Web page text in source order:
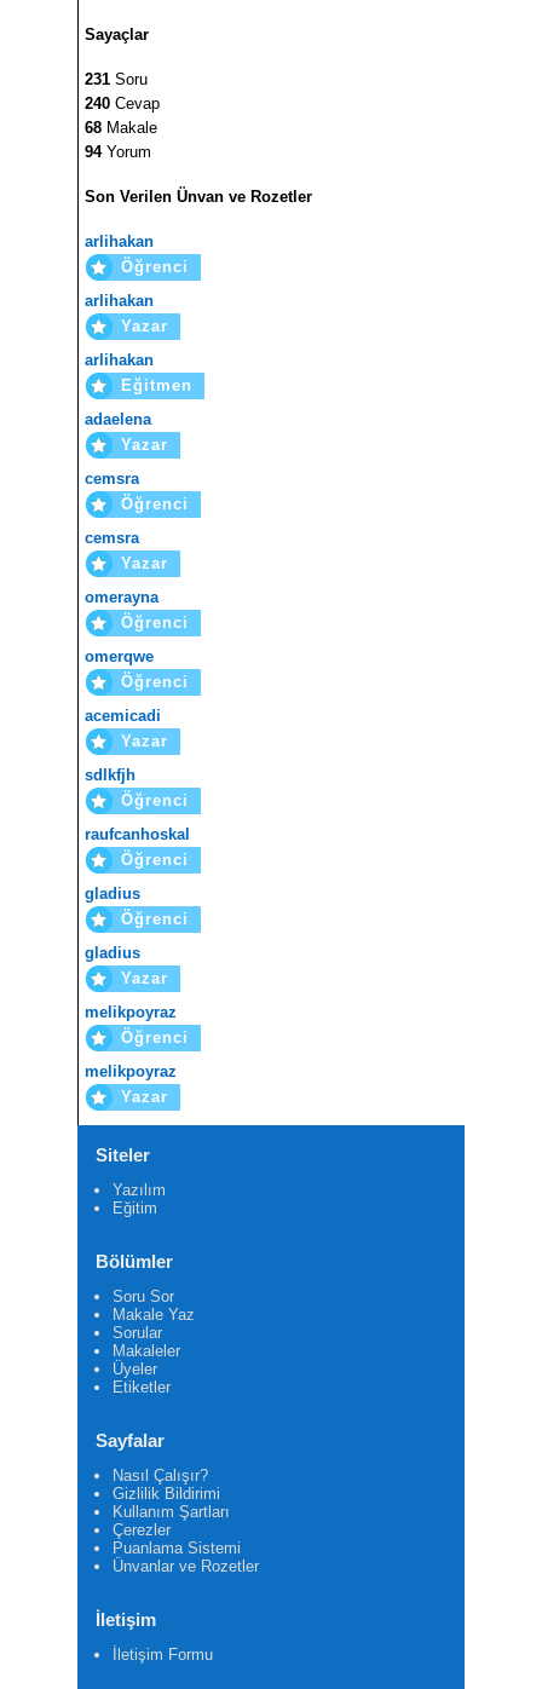
Sayaçlar
231 Soru
240 Cevap
68 Makale
94Yorum
Son Verilen Ünvan ve Rozetler
arlihakan
Öğrenci
arlihakan
Yazar
arlihakan
Eğitmen
adaelena
Yazar
cemsra
Öğrenci
cemsra
Yazar
omerayna
Öğrenci
omerqwe
Öğrenci
acemicadi
Yazar
sdlkfjh
Öğrenci
raufcanhoskal
Öğrenci
gladius
Öğrenci
gladius
Yazar
melikpoyraz
Öğrenci
melikpoyraz
Yazar
Siteler
Yazılım
Eğitim
Bölümler
Soru Sor
Makale Yaz
Sorular
Makaleler
Üyeler
Etiketler
Sayfalar
Nasıl Çalışır?
Gizlilik Bildirimi
Kullanım Şartları
Çerezler
Puanlama Sistemi
Ünvanlar ve Rozetler
İletişim
İletişim Formu